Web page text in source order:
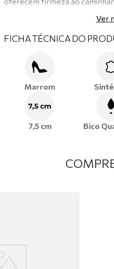
impecável e o visual
você em eventos especiais, no
que só a Ramarim
Ver
FICHA TÉCNICA DO
Marrom
7,5 cm
7,5 cm Bico